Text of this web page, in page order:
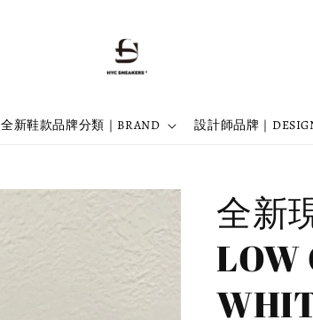
全新鞋款品牌分類｜BRAND 設計師品牌｜
全新
LOW